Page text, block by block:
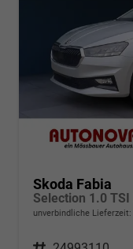
Skoda Fabia
Selection 1.0 TSI
unverbindliche Lieferzeit: